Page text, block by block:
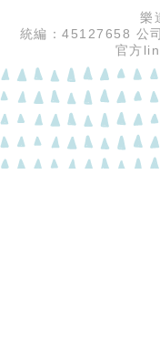
樂
統編：45127658 公
官方